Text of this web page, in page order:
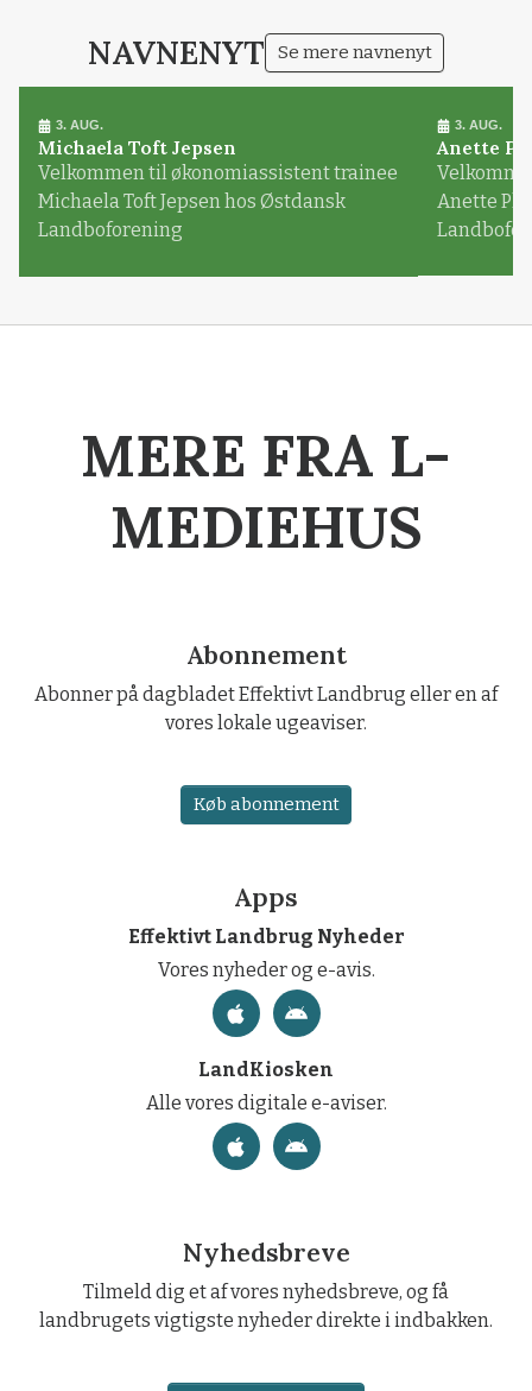
NAVNENYT Se mere navnenyt
3. AUG.
Michaela Toft Jepsen
Velkommen til økonomiassistent trainee
Michaela Toft Jepsen hos Østdansk
Landboforening
3. AUG.
Anette
Anette
MERE FRA L-
MEDIEHUS
Abonnement
Abonner på dagbladet Effektivt Landbrug eller en af
vores lokale ugeaviser.
Køb abonnement
Apps
Effektivt Landbrug Nyheder
Vores nyheder og e-avis.
LandKiosken
Alle vores digitale e-aviser.
Nyhedsbreve
Tilmeld dig et af vores nyhedsbreve, og få
landbrugets vigtigste nyheder direkte i indbakken.